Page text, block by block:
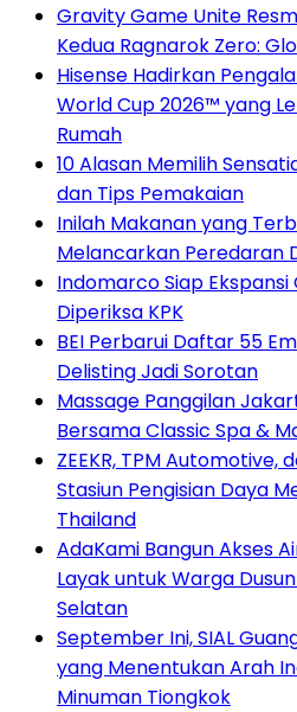
Gravity Game Unite
Kedua Ragnarok Zero:
Hisense Hadirkan
World Cup 2026™ yang
Rumah
10 Alasan Memilih
dan Tips Pemakaian
Inilah Makanan yang
Melancarkan Peredaran
Indomarco Siap Ekspansi
Diperiksa KPK
BEI Perbarui Daftar 55
Delisting Jadi Sorotan
Massage Panggilan
Bersama Classic Spa &
ZEEKR, TPM Automotive,
Stasiun Pengisian Daya
Thailand
AdaKami Bangun Akses
Layak untuk Warga
Selatan
September Ini, SIAL
yang Menentukan Arah
Minuman Tiongkok